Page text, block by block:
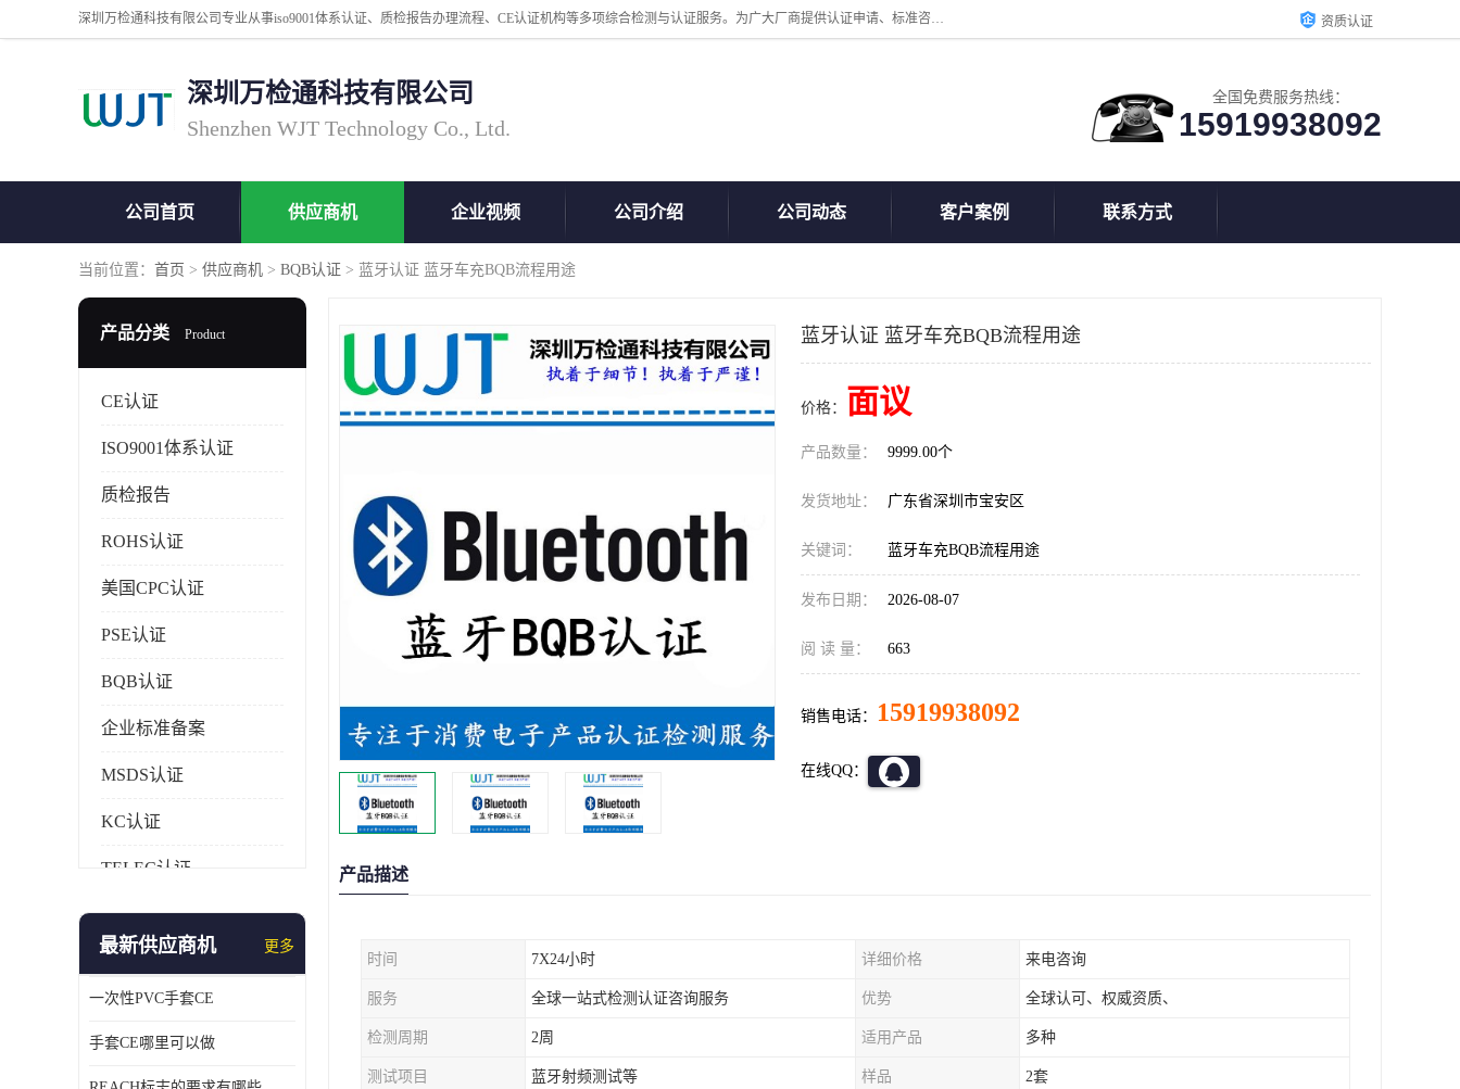
深圳万检通科技有限公司专业从事iso9001体系认证、质检报告办理流程、CE认证机构等多项综合检测与认证服务。为广大厂商提供认证申请、标准咨询、测试、技术支持、对策、获得认证等“一站式”服务。 资质认证
深圳万检通科技有限公司
Shenzhen WJT Technology Co., Ltd.
全国免费服务热线：
15919938092
公司首页 供应商机 企业视频 公司介绍 公司动态 客户案例 联系方式
当前位置： 首页 > 供应商机 > BQB认证 > 蓝牙认证 蓝牙车充BQB流程用途
产品分类 Product
CE认证
ISO9001体系认证
质检报告
ROHS认证
美国CPC认证
PSE认证
BQB认证
企业标准备案
MSDS认证
KC认证
TELEC认证
CCC认证
ISO14001体系认证
OHSAS18001体系认证
最新供应商机 更多
一次性PVC手套CE
手套CE哪里可以做
蓝牙认证 蓝牙车充BQB流程用途
价格： 面议
产品数量： 9999.00个
发货地址： 广东省深圳市宝安区
关键词： 蓝牙车充BQB流程用途
发布日期： 2026-08-07
阅 读 量： 663
销售电话： 15919938092
在线QQ：
产品描述
时间 7X24小时 详细价格 来电咨询
服务 全球一站式检测认证咨询服务 优势 全球认可、权威资质、
检测周期 2周 适用产品 多种
测试项目 蓝牙射频测试等 样品 2套